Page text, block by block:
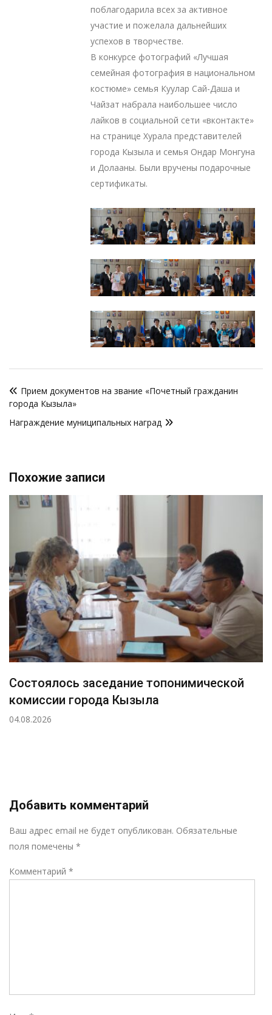
поблагодарила всех за активное
участие и пожелала дальнейших
успехов в творчестве.
В конкурсе фотографий «Лучшая
семейная фотография в национальном
костюме» семья Куулар Сай-Даша и
Чайзат набрала наибольшее число
лайков в социальной сети «вконтакте»
на странице Хурала представителей
города Кызыла и семья Ондар Монгуна
и Долааны. Были вручены подарочные
сертификаты.
по
записям
Прием документов на звание «Почетный гражданин
города Кызыла»
Награждение муниципальных наград
Похожие записи
Состоялось заседание топонимической
комиссии города Кызыла
04.08.2026
Добавить комментарий
Ваш адрес email не будет опубликован. Обязательные
поля помечены *
Комментарий *